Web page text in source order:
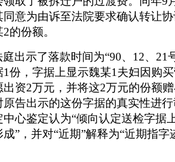
同意为由诉至法院要求确认转让
2的份额。
庭出示了落款时间为“90、12、21
1份，字据上显示魏某1夫妇因购
出资2万元，并将这2万元的份额
告出示的这份字据的真实性进
心鉴定认为“倾向认定送检字据
”，并对“近期”解释为“近期指字